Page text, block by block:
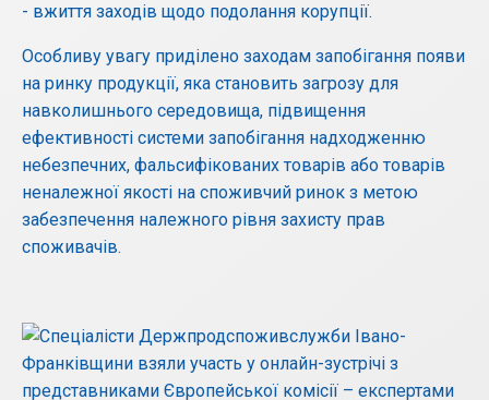
- вжиття заходів щодо подолання корупції.
Особливу увагу приділено заходам запобігання появи
на ринку продукції, яка становить загрозу для
навколишнього середовища, підвищення
ефективності системи запобігання надходженню
небезпечних, фальсифікованих товарів або товарів
неналежної якості на споживчий ринок з метою
забезпечення належного рівня захисту прав
споживачів.